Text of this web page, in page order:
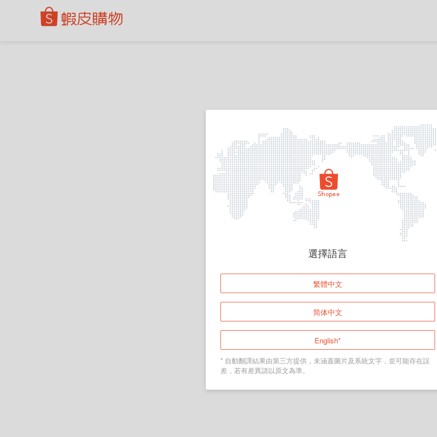
頁面無法顯示
登入
返回首頁
選擇語言
繁體中文
简体中文
English*
* 自動翻譯結果由第三方提供，未涵蓋圖片及系統文字，並可能存在誤
差，若有差異請以原文為準。